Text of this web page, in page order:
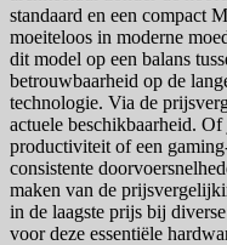
standaard en een compact
moeiteloos in moderne
dit model op een balans
betrouwbaarheid op de
technologie. Via de
actuele beschikbaarheid.
productiviteit of een
consistente
maken van de
in de laagste prijs bij
voor deze essentiële